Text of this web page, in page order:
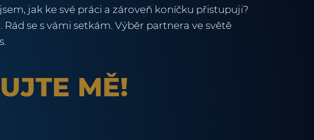
jak ke své práci a zároveň koníčku přistupuji?
se s vámi setkám. Výběr partnera ve světě
MĚ!